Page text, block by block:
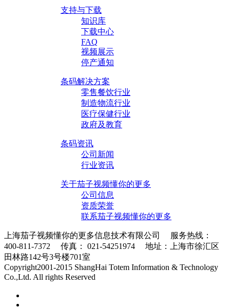
支持与下载
知识库
下载中心
FAQ
视频展示
停产通知
条码解决方案
零售餐饮行业
制造物流行业
医疗保健行业
政府及教育
条码资讯
公司新闻
行业资讯
关于茄子视频懂你的更多
公司信息
资质荣誉
联系茄子视频懂你的更多
上海茄子视频懂你的更多信息技术有限公司 服务热线：
400-811-7372 传真： 021-54251974 地址：上海市徐汇区
田林路142号3号楼701室
Copyright2001-2015 ShangHai Totem Information & Technology
Co.,Ltd. All rights Reserved